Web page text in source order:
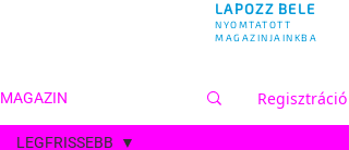
LAPOZZ BELE
NYOMTATOTT
MAGAZINJAINKBA
MAGAZIN Regisztráció
LEGFRISSEBB